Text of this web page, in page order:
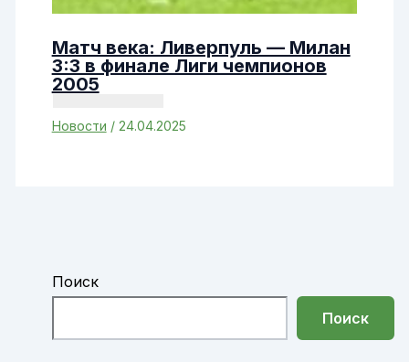
Матч века: Ливерпуль — Милан
3:3 в финале Лиги чемпионов
2005
Новости / 24.04.2025
Поиск
Поиск